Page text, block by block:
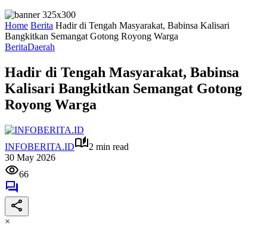
Home Berita Hadir di Tengah Masyarakat, Babinsa Kalisari
Bangkitkan Semangat Gotong Royong Warga
BeritaDaerah
Hadir di Tengah Masyarakat, Babinsa
Kalisari Bangkitkan Semangat Gotong
Royong Warga
INFOBERITA.ID
2 min read
30 May 2026
66
×